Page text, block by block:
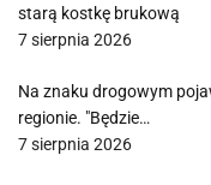
starą kostkę brukową
7 sierpnia 2026
Na znaku drogowym
regionie. "Będzie…
7 sierpnia 2026